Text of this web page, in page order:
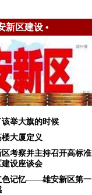
新区建设•
举大旗的时候
大厦定义
考察并主持召开高标准
设座谈会
色记忆——雄安新区第一